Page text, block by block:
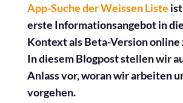
App-Suche der Weissen Liste
erste Informationsangebot in
Kontext als Beta-Version online
In diesem Blogpost stellen wir
Anlass vor, woran wir arbeiten
vorgehen.